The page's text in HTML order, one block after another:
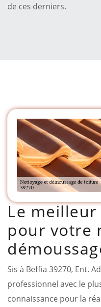
de ces derniers.
Le
pour votre
Sis à Beffia 39270, Ent.
professionnel avec le
connaissance pour la